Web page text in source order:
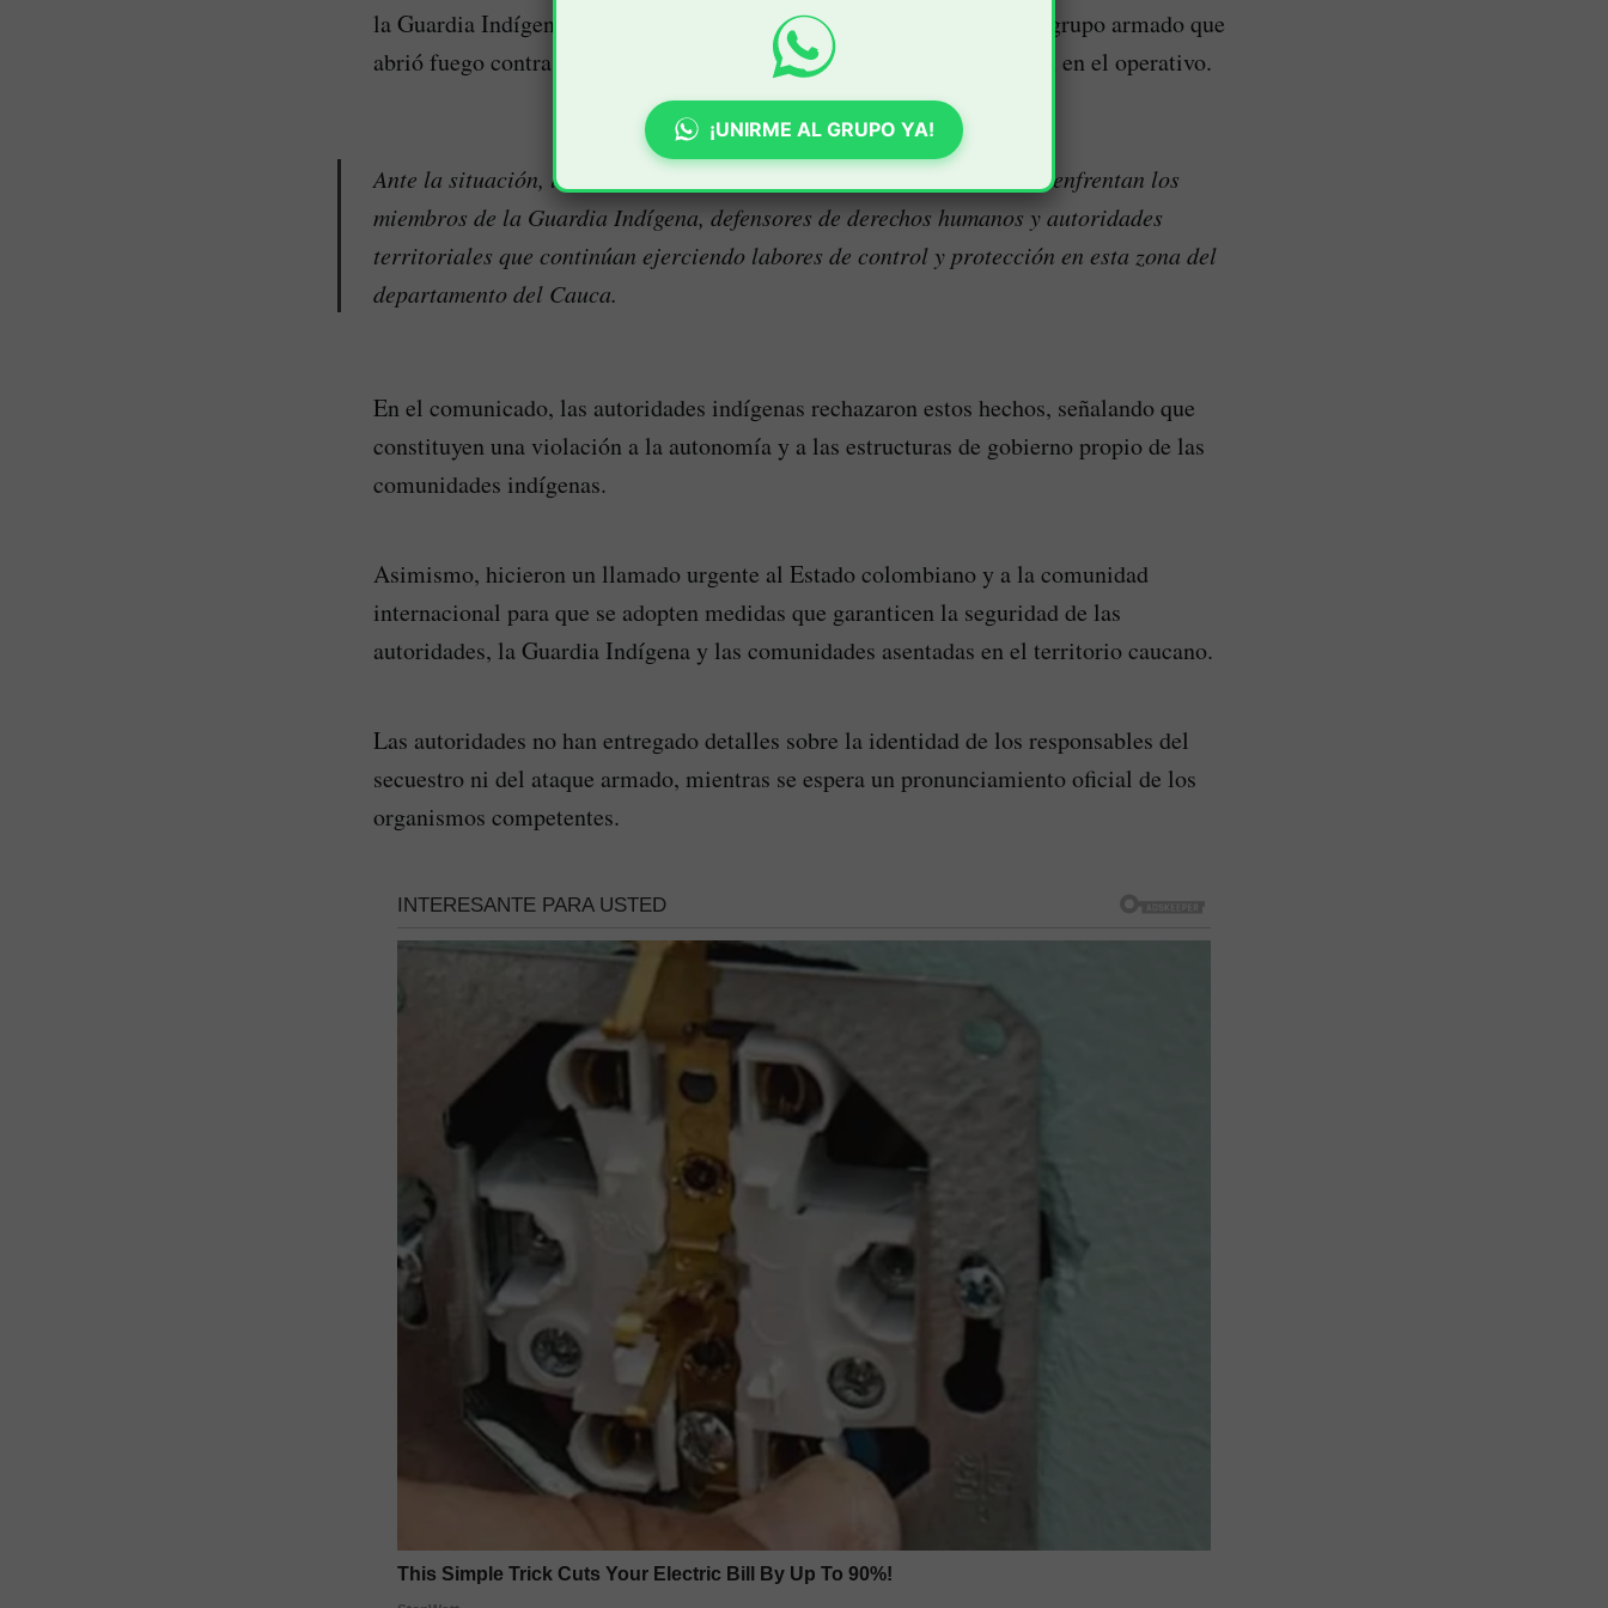
la Guardia Indígena y autoridades ancestrales fueron atacados por un grupo armado que
abrió fuego contra los equipos de acción humanitaria que participaban en el operativo.
Ante la situación, la organización indígena alertó sobre el riesgo que enfrentan los
miembros de la Guardia Indígena, defensores de derechos humanos y autoridades
territoriales que continúan ejerciendo labores de control y protección en esta zona del
departamento del Cauca.
En el comunicado, las autoridades indígenas rechazaron estos hechos, señalando que
constituyen una violación a la autonomía y a las estructuras de gobierno propio de las
comunidades indígenas.
Asimismo, hicieron un llamado urgente al Estado colombiano y a la comunidad
internacional para que se adopten medidas que garanticen la seguridad de las
autoridades, la Guardia Indígena y las comunidades asentadas en el territorio caucano.
Las autoridades no han entregado detalles sobre la identidad de los responsables del
secuestro ni del ataque armado, mientras se espera un pronunciamiento oficial de los
organismos competentes.
¡UNIRME AL GRUPO YA!